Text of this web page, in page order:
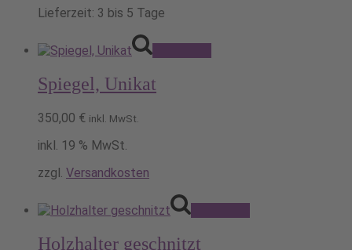
Lieferzeit: 3 bis 5 Tage
Spiegel, Unikat
350,00 € inkl. MwSt.
inkl. 19 % MwSt.
zzgl. Versandkosten
Holzhalter geschnitzt